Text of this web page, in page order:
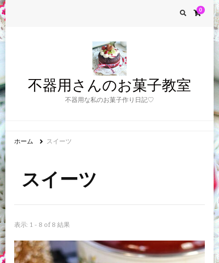
0
不器用さんのお菓子教室
不器用な私のお菓子作り日記♡
ホーム スイーツ
スイーツ
表示: 1 - 8 of 8 結果